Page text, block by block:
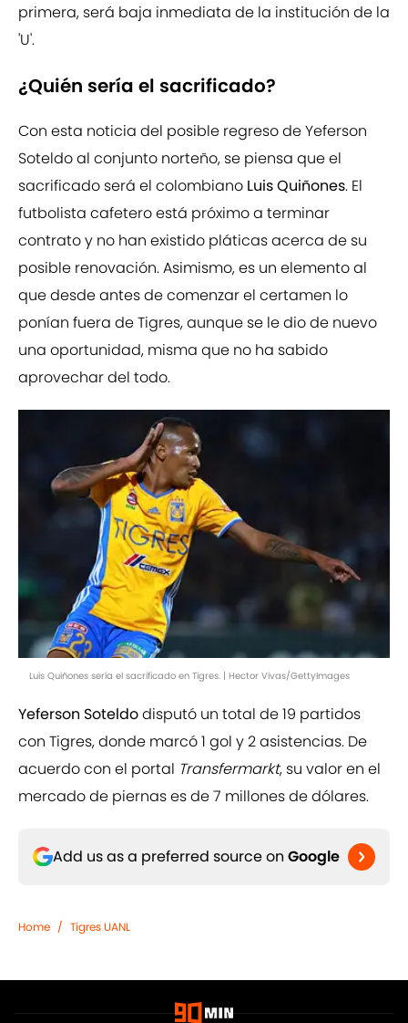
primera, será baja inmediata de la institución de la
'U'.
¿Quién sería el sacrificado?
Con esta noticia del posible regreso de Yeferson
Soteldo al conjunto norteño, se piensa que el
sacrificado será el colombiano Luis Quiñones. El
futbolista cafetero está próximo a terminar
contrato y no han existido pláticas acerca de su
posible renovación. Asimismo, es un elemento al
que desde antes de comenzar el certamen lo
ponían fuera de Tigres, aunque se le dio de nuevo
una oportunidad, misma que no ha sabido
aprovechar del todo.
Luis Quiñones sería el sacrificado en Tigres. | Hector Vivas/GettyImages
Yeferson Soteldodisputó un total de 19 partidos
con Tigres, donde marcó 1 gol y 2 asistencias. De
acuerdo con el portal Transfermarkt, su valor en el
mercado de piernas es de 7 millones de dólares.
Add us as a preferred source on Google
Home / Tigres UANL